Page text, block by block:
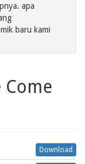
apa
baru kami
Come
Download